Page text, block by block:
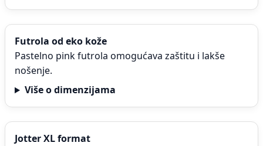
Futrola od eko kože
Pastelno pink futrola omogućava zaštitu i lakše
nošenje.
Više o dimenzijama
Jotter XL format